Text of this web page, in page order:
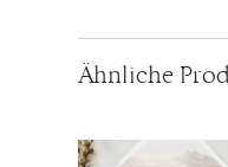
Ähnliche